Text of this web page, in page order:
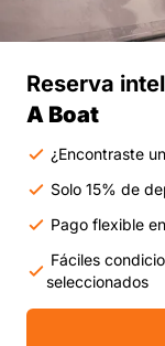
Reserva
A Boat
¿Encontraste
Solo 15% de
Pago flexible
Fáciles
seleccionados